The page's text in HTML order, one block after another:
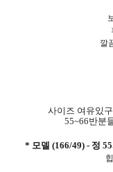
깔
사이즈 여유있
55~66반분
* 모델 (166/49) - 정